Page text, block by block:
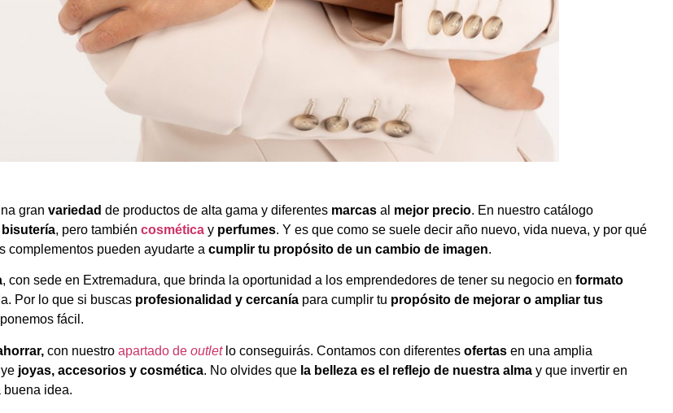
gran variedad de productos de alta gama y diferentes marcasal mejor precio. En nuestro catálogo
bisutería, pero también cosméticay perfumes. Y es que como se suele decir año nuevo, vida nueva, y por qué
complementos pueden ayudarte a cumplir tu propósito de un cambio de imagen.
, con sede en Extremadura, que brinda la oportunidad a los emprendedores de tener su negocio en formato
Por lo que si buscas profesionalidad y cercaníapara cumplir tu propósito de mejorar o ampliar tus
fácil.
con nuestro apartado de outletlo conseguirás. Contamos con diferentes ofertasen una amplia
joyas, accesorios y cosmética. No olvides que la belleza es el reflejo de nuestra almay que invertir en
buena idea.